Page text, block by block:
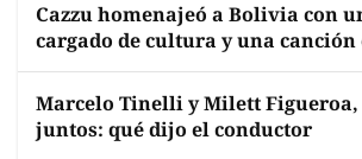
Cazzu homenajeó a Bolivia con
cargado de cultura y una canción
Marcelo Tinelli y Milett
juntos: qué dijo el conductor